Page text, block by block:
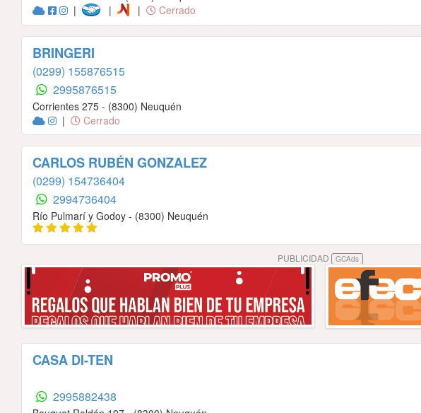
|
| | Cerrado
BRINGERI
(0299) 155876515
2995876515
Corrientes 275 - (8300) Neuquén
|
Cerrado
CARLOS RUBÉN GONZALEZ
(0299) 154736404
2994736404
Río Pulmarí y Godoy - (8300) Neuquén
PUBLICIDAD GCAds
CASA DI-TEN
2995882438